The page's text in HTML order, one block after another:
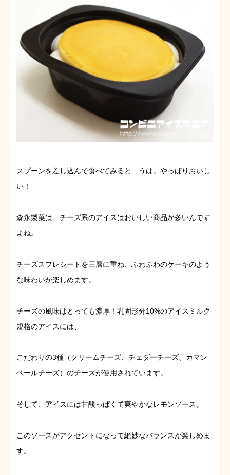
スプーンを差し込んで食べてみると…うは。やっぱりおいし
い！
森永製菓は、チーズ系のアイスはおいしい商品が多いんです
よね。
チーズスフレシートを三層に重ね、ふわふわのケーキのよう
な味わいが楽しめます。
チーズの風味はとっても濃厚！乳固形分10%のアイスミルク
規格のアイスには、
こだわりの3種（クリームチーズ、チェダーチーズ、カマン
ベールチーズ）のチーズが使用されています。
そして、アイスには甘酸っぱくて爽やかなレモンソース。
このソースがアクセントになって絶妙なバランスが楽しめま
す。